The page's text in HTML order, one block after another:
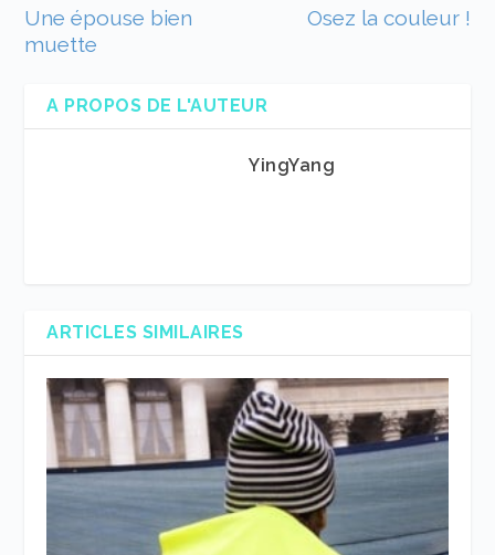
Une épouse bien
muette
Osez la couleur !
A PROPOS DE L'AUTEUR
YingYang
ARTICLES SIMILAIRES